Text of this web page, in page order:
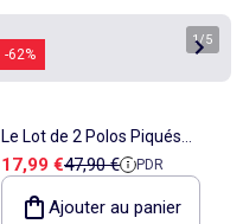
-62%
1/5
Le Lot de 2 Polos Piqués
Sport Club - ATLAS FOR MEN
Prix de vente
17,99 €Prix de référence
47,90 € PDR
Ajouter au panier